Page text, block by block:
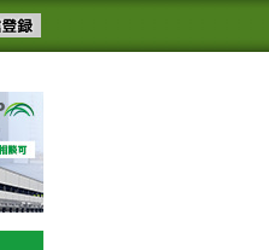
ースメール配信を登録す